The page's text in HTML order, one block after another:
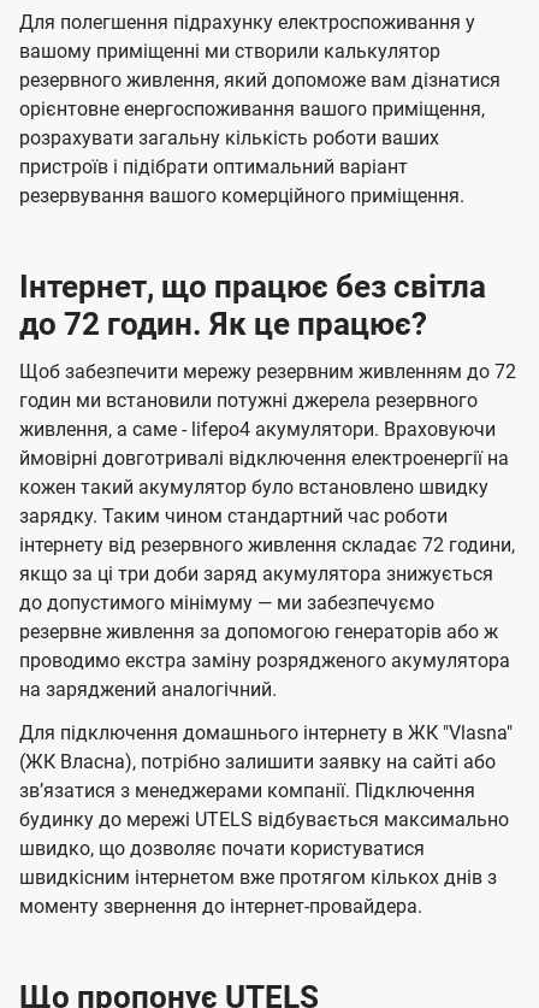
Для полегшення підрахунку електроспоживання у
вашому приміщенні ми створили калькулятор
резервного живлення, який допоможе вам дізнатися
орієнтовне енергоспоживання вашого приміщення,
розрахувати загальну кількість роботи ваших
пристроїв і підібрати оптимальний варіант
резервування вашого комерційного приміщення.
Інтернет, що працює без світла
до 72 годин. Як це працює?
Щоб забезпечити мережу резервним живленням до 72
годин ми встановили потужні джерела резервного
живлення, а саме - lifepo4 акумулятори. Враховуючи
ймовірні довготривалі відключення електроенергії на
кожен такий акумулятор було встановлено швидку
зарядку. Таким чином стандартний час роботи
інтернету від резервного живлення складає 72 години,
якщо за ці три доби заряд акумулятора знижується
до допустимого мінімуму — ми забезпечуємо
резервне живлення за допомогою генераторів або ж
проводимо екстра заміну розрядженого акумулятора
на заряджений аналогічний.
Для підключення домашнього інтернету в ЖК "Vlasna"
(ЖК Власна), потрібно залишити заявку на сайті або
звʼязатися з менеджерами компанії. Підключення
будинку до мережі UTELS відбувається максимально
швидко, що дозволяє почати користуватися
швидкісним інтернетом вже протягом кількох днів з
моменту звернення до інтернет-провайдера.
Що пропонує UTELS